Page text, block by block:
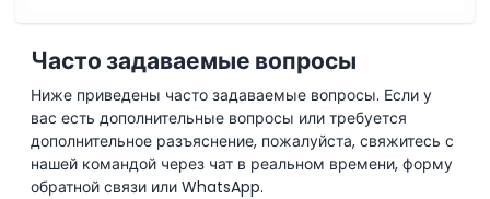
Часто задаваемые вопросы
Ниже приведены часто задаваемые вопросы. Если у
вас есть дополнительные вопросы или требуется
дополнительное разъяснение, пожалуйста, свяжитесь с
нашей командой через чат в реальном времени, форму
обратной связи или WhatsApp.